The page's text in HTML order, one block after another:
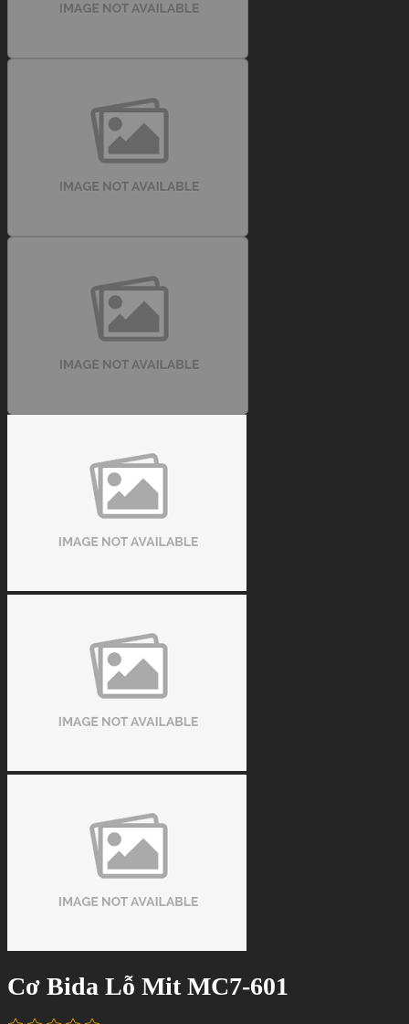
Cơ Bida Lỗ Mit MC7-601